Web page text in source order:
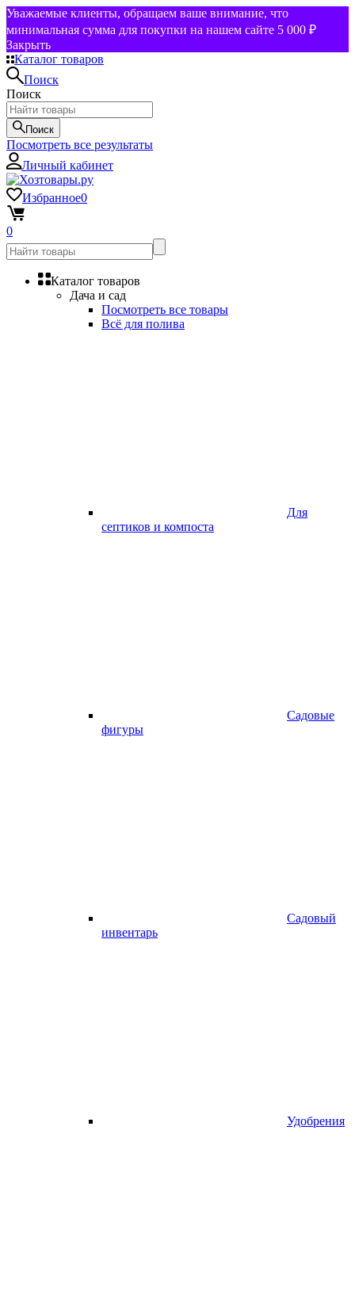
Уважаемые клиенты, обращаем ваше внимание, что
минимальная сумма для покупки на нашем сайте 5 000 ₽
Закрыть
Каталог товаров
Поиск
Поиск
Поиск
Посмотреть все результаты
Личный кабинет
Избранное0
0
Каталог товаров
Дача и сад
Посмотреть все товары
Всё для полива
Для
септиков и компоста
Садовые
фигуры
Садовый
инвентарь
Удобрения